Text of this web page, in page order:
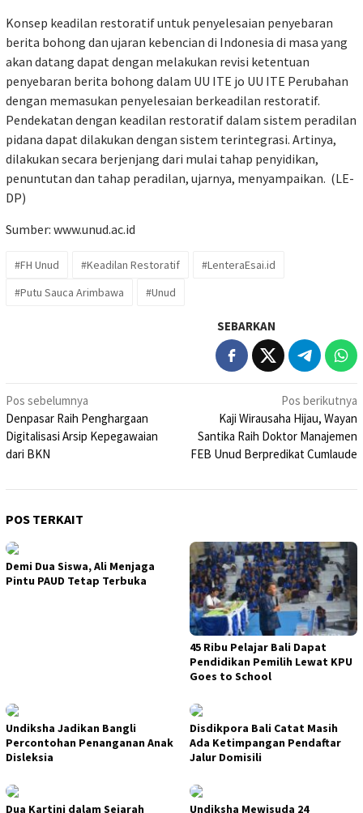
Konsep keadilan restoratif untuk penyelesaian penyebaran
berita bohong dan ujaran kebencian di Indonesia di masa yang
akan datang dapat dengan melakukan revisi ketentuan
penyebaran berita bohong dalam UU ITE jo UU ITE Perubahan
dengan memasukan penyelesaian berkeadilan restoratif.
Pendekatan dengan keadilan restoratif dalam sistem peradilan
pidana dapat dilakukan dengan sistem terintegrasi. Artinya,
dilakukan secara berjenjang dari mulai tahap penyidikan,
penuntutan dan tahap peradilan, ujarnya, menyampaikan. (LE-
DP)
Sumber: www.unud.ac.id
#FH Unud #Keadilan Restoratif
#LenteraEsai.id
#Putu Sauca Arimbawa
#Unud
SEBARKAN
Navigasi
pos
Pos sebelumnya
Denpasar Raih Penghargaan
Digitalisasi Arsip Kepegawaian
dari BKN
Pos berikutnya
Kaji Wirausaha Hijau, Wayan
Santika Raih Doktor Manajemen
FEB Unud Berpredikat Cumlaude
POS TERKAIT
Demi Dua Siswa, Ali Menjaga
Pintu PAUD Tetap Terbuka
45 Ribu Pelajar Bali Dapat
Pendidikan Pemilih Lewat KPU
Goes to School
Undiksha Jadikan Bangli
Percontohan Penanganan Anak
Disleksia
Disdikpora Bali Catat Masih
Ada Ketimpangan Pendaftar
Jalur Domisili
Dua Kartini dalam Sejarah Undiksha Mewisuda 24